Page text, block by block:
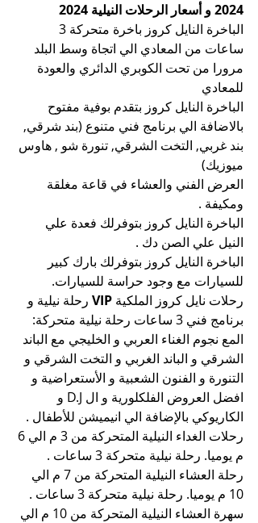
2024 و أسعار الرحلات النيلية 2024
ساعات من المعادي الي اتجاة وسط البلد
مرورا من تحت الكوبري الدائري والعودة
للمعادي
الباخرة النايل كروز بتقدم بوفية مفتوح
بالاضافة الي برنامج فني متنوع (بند شرقي,
بند غربي, التخت الشرقي, تنورة شو , هاوس
ميوزيك)
العرض الفني والعشاء في قاعة مغلقة
ومكيفة .
الباخرة النايل كروز بتوفرلك فعدة علي
النيل علي الصن دك .
الباخرة النايل كروز بتوفرلك بارك كبير
للسيارات مع وجود حراسة للسيارات.
رحلات نايل كروز الملكية VIP رحلة نيلية و
برنامج فني 3 ساعات رحلة نيلية متحركة:
المع نجوم الغناء العربي و الخليجي مع الباند
الشرقي و الباند الغربي و التخت الشرقي و
التنورة و الفنون الشعبية و الأستعراضية و
افضل العروض الفلكلورية و ال D.J و
الكاريوكي بالإضافة الي انيميشن للأطفال .
م يوميا. رحلة نيلية متحركة 3 ساعات .
رحلة العشاء النيلية المتحركة من 7 م الي
10 م يوميا. رحلة نيلية متحركة 3 ساعات .
سهرة العشاء النيلية المتحركة من 10 م الي